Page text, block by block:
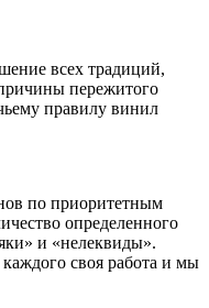
всех традиций,
пережитого
правилу винил
по приоритетным
определенного
и «нелеквиды».
своя работа и мы